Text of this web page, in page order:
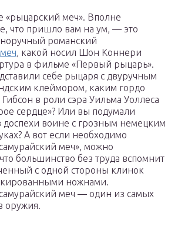
«рыцарский меч». Вполне
что пришло вам на ум, — это
романский
, какой носил Шон Коннери
в фильме «Первый рыцарь».
себе рыцаря с двуручным
клеймором, каким гордо
в роли сэра Уильма Уоллеса
сердце»? Или вы подумали
доспехи воине с грозным немецким
А вот если необходимо
меч», можно
большинство без труда вспомнит
с одной стороны клинок
ножнами.
меч — один из самых
оружия.